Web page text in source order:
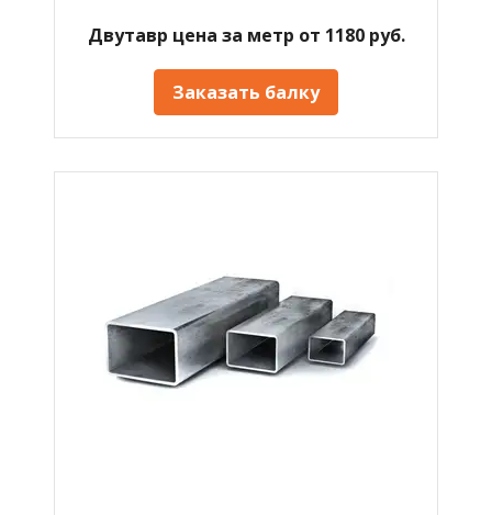
Двутавр цена за метр от 1180 руб.
Заказать балку